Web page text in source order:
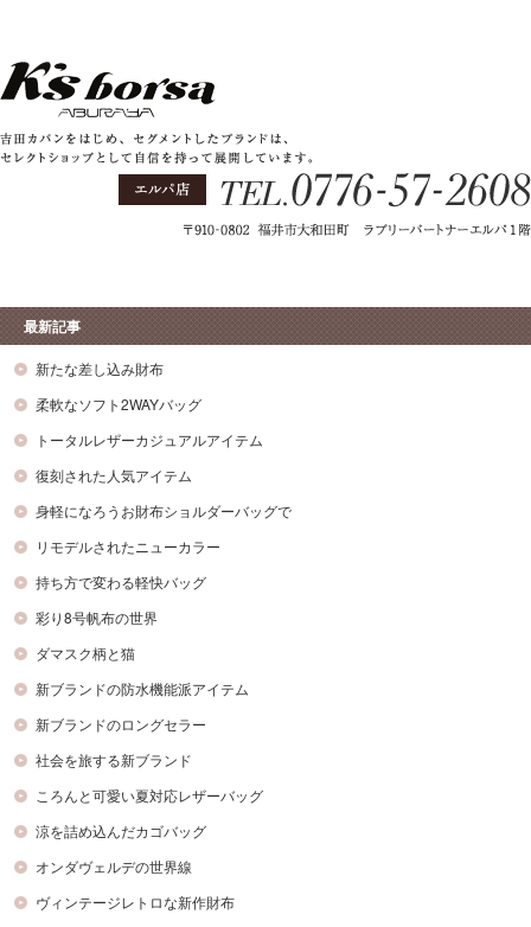
最新記事
新たな差し込み財布
柔軟なソフト2WAYバッグ
トータルレザーカジュアルアイテム
復刻された人気アイテム
身軽になろうお財布ショルダーバッグで
リモデルされたニューカラー
持ち方で変わる軽快バッグ
彩り8号帆布の世界
ダマスク柄と猫
新ブランドの防水機能派アイテム
新ブランドのロングセラー
社会を旅する新ブランド
ころんと可愛い夏対応レザーバッグ
涼を詰め込んだカゴバッグ
オンダヴェルデの世界線
ヴィンテージレトロな新作財布